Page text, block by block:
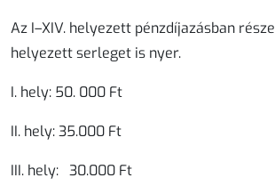
Az I–XIV. helyezett pénzdíjazásban
helyezett serleget is nyer.
I. hely: 50. 000 Ft
II. hely: 35.000 Ft
III. hely: 30.000 Ft